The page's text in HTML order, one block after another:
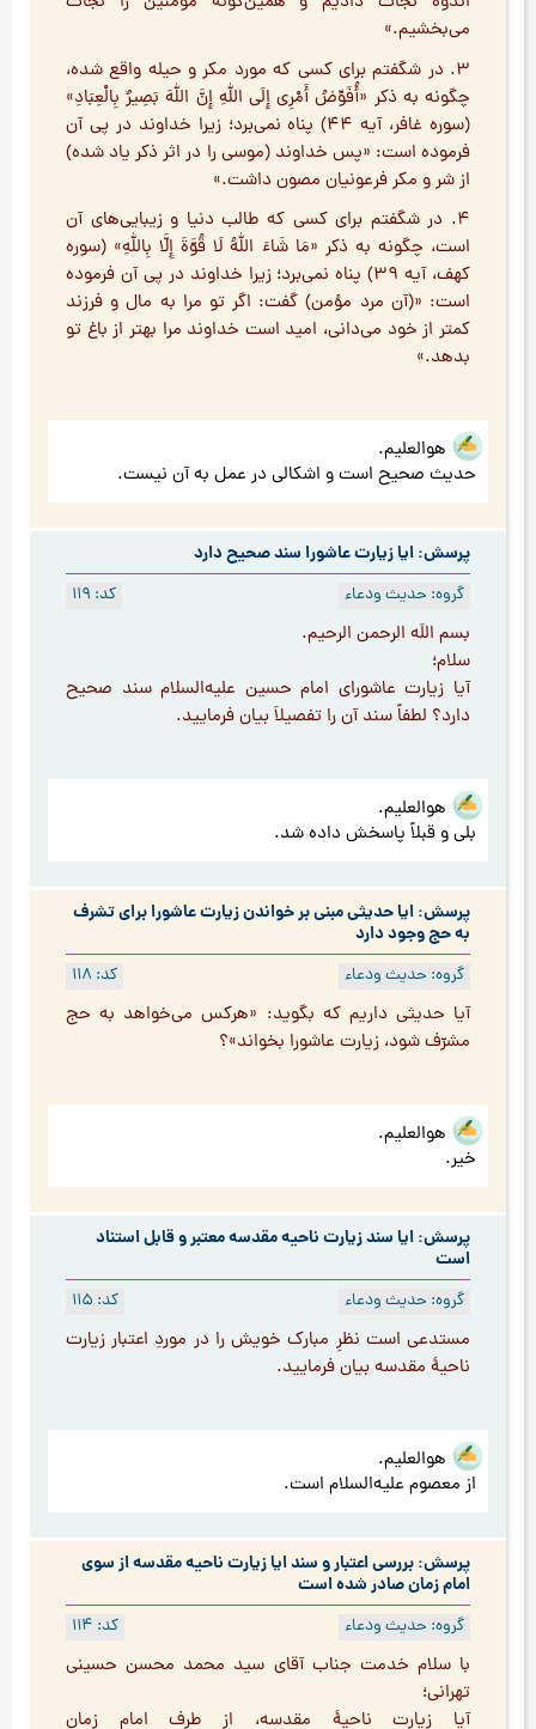
می‌بخشیم.»
۳. در شگفتم برای کسی که مورد مکر و حیله واقع شده،
چگونه به ذکر «أُفَوِّضُ أَمْرِي إِلَى اللهِ إِنَّ اللهَ بَصِيرٌ بِالْعِبَادِ»
(سوره غافر، آیه ۴۴) پناه نمی‌برد؛ زیرا خداوند در پی آن
فرموده است: «پس خداوند (موسی را در اثر ذکر یاد شده)
از شر و مکر فرعونیان مصون داشت.»
۴. در شگفتم برای کسی که طالب دنیا و زیبایی‌های آن
است، چگونه به ذکر «مَا شَاءَ اللهُ لَا قُوَّةَ إِلَّا بِاللهِ» (سوره
کهف، آیه ۳۹) پناه نمی‌برد؛ زیرا خداوند در پی آن فرموده
است: «(آن مرد مؤمن) گفت: اگر تو مرا به مال و فرزند
کمتر از خود می‌دانی، امید است خداوند مرا بهتر از باغ تو
بدهد.»
هوالعلیم.
حدیث صحیح است و اشکالی در عمل به آن نیست.
پرسش: ایا زیارت عاشورا سند صحیح دارد
کد: 119 گروه: حدیث ودعاء
بسم اللَه الرحمن الرحیم.
سلام؛
آیا زیارت عاشورای امام حسین علیه‌السلام سند صحیح
دارد؟ لطفاً سند آن را تفصیلاَ بیان فرمایید.
هوالعلیم.
بلی و قبلاً پاسخش داده شد.
پرسش: ایا حدیثی مبنی بر خواندن زیارت عاشورا برای تشرف
به حج وجود دارد
کد: 118 گروه: حدیث ودعاء
آیا حدیثی داریم که بگوید: «هرکس می‌خواهد به حج
مشرّف شود، زیارت عاشورا بخواند»؟
هوالعلیم.
خیر.
پرسش: ایا سند زیارت ناحیه مقدسه معتبر و قابل استناد
است
کد: 115 گروه: حدیث ودعاء
مستدعی است نظرِ مبارک خويش را در موردِ اعتبار زيارت
ناحيۀ مقدسه بيان فرماييد.
هوالعلیم.
از معصوم علیه‌السلام است.
پرسش: بررسی اعتبار و سند ایا زیارت ناحیه مقدسه از سوی
امام زمان صادر شده است
کد: 114 گروه: حدیث ودعاء
با سلام خدمت جناب آقای سيد محمد محسن حسینی
تهرانی؛
آيا زيارت ناحيۀ مقدسه، از طرف امام زمان